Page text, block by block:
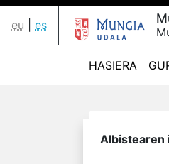
eu es
HASIERA
Albistearen